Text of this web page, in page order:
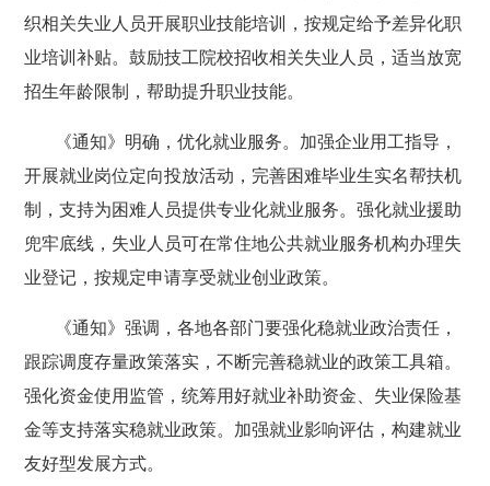
织相关失业人员开展职业技能培训，按规定给予差异化职
业培训补贴。鼓励技工院校招收相关失业人员，适当放宽
招生年龄限制，帮助提升职业技能。
《通知》明确，优化就业服务。加强企业用工指导，
开展就业岗位定向投放活动，完善困难毕业生实名帮扶机
制，支持为困难人员提供专业化就业服务。强化就业援助
兜牢底线，失业人员可在常住地公共就业服务机构办理失
业登记，按规定申请享受就业创业政策。
《通知》强调，各地各部门要强化稳就业政治责任，
跟踪调度存量政策落实，不断完善稳就业的政策工具箱。
强化资金使用监管，统筹用好就业补助资金、失业保险基
金等支持落实稳就业政策。加强就业影响评估，构建就业
友好型发展方式。